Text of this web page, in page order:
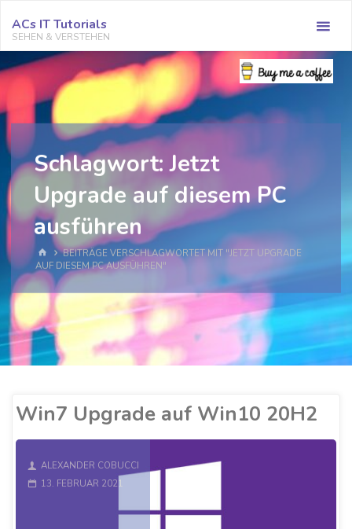
Inhalt
springen
ACs IT Tutorials
SEHEN & VERSTEHEN
Schlagwort:Jetzt
Upgrade auf diesem PC
ausführen
START
BEITRÄGE VERSCHLAGWORTET MIT "JETZT UPGRADE
AUF DIESEM PC AUSFÜHREN"
Win7 Upgrade auf Win10 20H2
ALEXANDER COBUCCI
13. FEBRUAR 2021